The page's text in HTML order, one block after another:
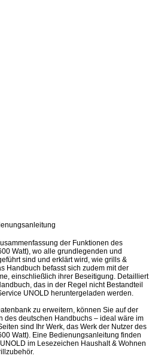
der Funktionen des
Watt), wo alle grundlegenden und
sind und erklärt wird, wie grills &
Handbuch befasst sich zudem mit der
einschließlich ihrer Beseitigung. Detailliert
das in der Regel nicht Bestandteil
UNOLD heruntergeladen werden.
zu erweitern, können Sie auf der
des deutschen Handbuchs – ideal wäre im
sind Ihr Werk, das Werk der Nutzer des
Watt). Eine Bedienungsanleitung finden
im Lesezeichen Haushalt & Wohnen